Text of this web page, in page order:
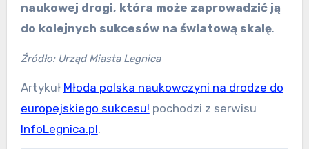
naukowej drogi, która może zaprowadzić ją
do kolejnych sukcesów na światową skalę.
Źródło: Urząd Miasta Legnica
Artykuł Młoda polska naukowczyni na drodze do
europejskiego sukcesu! pochodzi z serwisu
InfoLegnica.pl.